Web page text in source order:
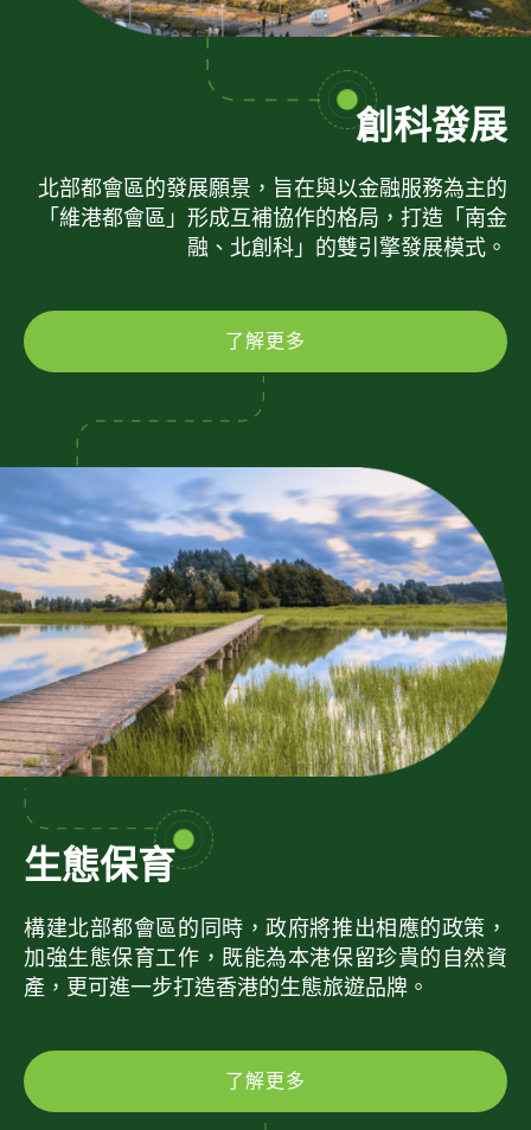
創科發展
北部都會區的發展願景，旨在與以金融服務為主的
「維港都會區」形成互補協作的格局，打造「南金
融、北創科」的雙引擎發展模式。
了解更多
生態保育
構建北部都會區的同時，政府將推出相應的政策，
加強生態保育工作，既能為本港保留珍貴的自然資
產，更可進一步打造香港的生態旅遊品牌。
了解更多